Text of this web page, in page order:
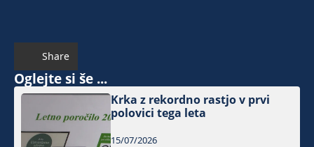
Share
Oglejte si še ...
Krka z rekordno rastjo v prvi
polovici tega leta
15/07/2026